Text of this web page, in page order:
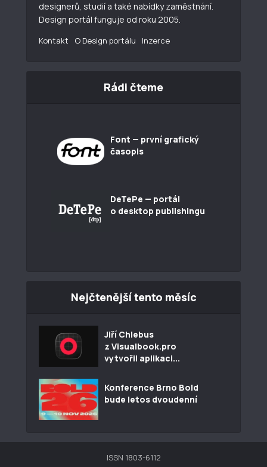
designerů, studií a také nabídky zaměstnání.
Design portál funguje od roku 2005.
Kontakt O Design portálu Inzerce
Rádi čteme
Font — první grafický
časopis
DeTePe — portál
o desktop publishingu
Nejčtenější tento měsíc
Jiří Chlebus
z Visualbook.pro
vytvořil aplikaci...
Konference Brno Bold
bude letos dvoudenní
ISSN 1803-6112